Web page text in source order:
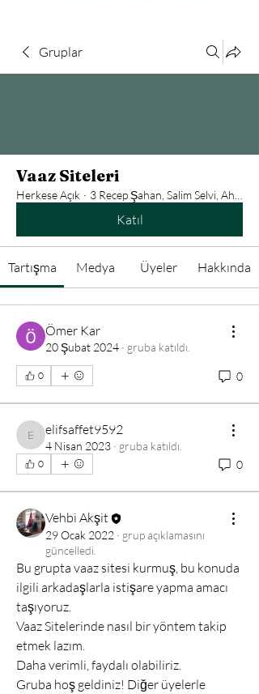
Gruplar
Vaaz Siteleri
Herkese Açık · 3 Recep Şahan, Salim Selvi, Ahmet Ünal
Katıl
Tartışma Medya Üyeler Hakkında
Ömer Kar
20 Şubat 2024 · gruba katıldı.
0 0
elifsaffet9592
elifsaffet9592
4 Nisan 2023 · gruba katıldı.
0 0
Vehbi Akşit
29 Ocak 2022 · grup açıklamasını
güncelledi.
Bu grupta vaaz sitesi kurmuş, bu konuda
ilgili arkadaşlarla istişare yapma amacı
taşıyoruz.
Vaaz Sitelerinde nasıl bir yöntem takip
etmek lazım.
Daha verimli, faydalı olabiliriz.
Gruba hoş geldiniz! Diğer üyelerle